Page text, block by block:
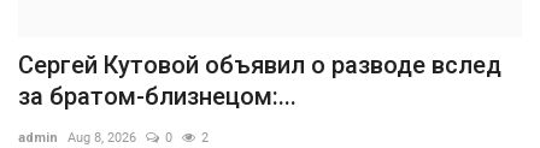
Сергей Кутовой объявил о разводе вслед
за братом-близнецом:...
admin Aug 8, 2026 0 2